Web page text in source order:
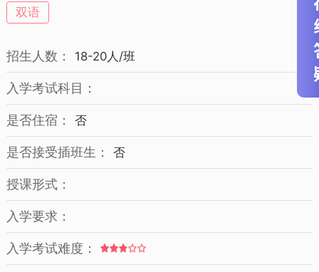
双语
招生人数： 18-20人/班
入学考试科目：
是否住宿： 否
是否接受插班生： 否
授课形式：
入学要求：
入学考试难度：